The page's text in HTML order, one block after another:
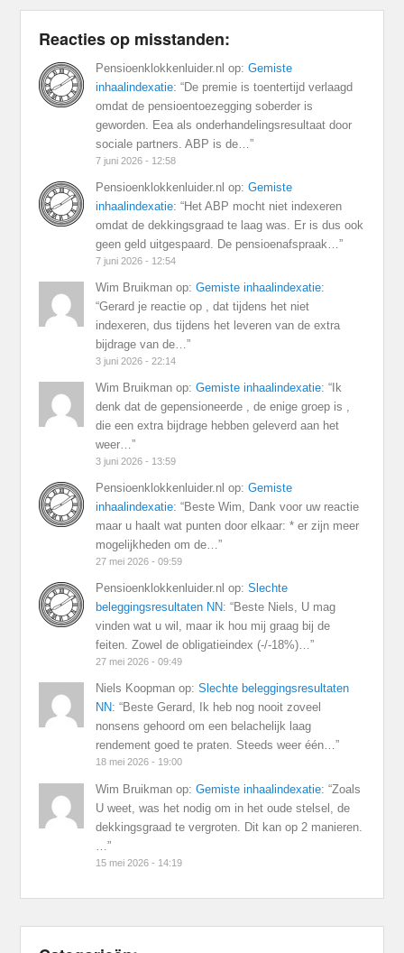
Reacties op misstanden:
Pensioenklokkenluider.nl op:Gemiste
inhaalindexatie: “De premie is toentertijd verlaagd
omdat de pensioentoezegging soberder is
geworden. Eea als onderhandelingsresultaat door
sociale partners. ABP is de…”
7 juni 2026 - 12:58
Pensioenklokkenluider.nl op:Gemiste
inhaalindexatie: “Het ABP mocht niet indexeren
omdat de dekkingsgraad te laag was. Er is dus ook
geen geld uitgespaard. De pensioenafspraak…”
7 juni 2026 - 12:54
Wim Bruikman op:Gemiste inhaalindexatie:
“Gerard je reactie op , dat tijdens het niet
indexeren, dus tijdens het leveren van de extra
bijdrage van de…”
3 juni 2026 - 22:14
Wim Bruikman op:Gemiste inhaalindexatie: “ Ik
denk dat de gepensioneerde , de enige groep is ,
die een extra bijdrage hebben geleverd aan het
weer…”
3 juni 2026 - 13:59
Pensioenklokkenluider.nl op:Gemiste
inhaalindexatie: “Beste Wim, Dank voor uw reactie
maar u haalt wat punten door elkaar: * er zijn meer
mogelijkheden om de…”
27 mei 2026 - 09:59
Pensioenklokkenluider.nl op:Slechte
beleggingsresultaten NN: “Beste Niels, U mag
vinden wat u wil, maar ik hou mij graag bij de
feiten. Zowel de obligatieindex (-/-18%)…”
27 mei 2026 - 09:49
Niels Koopman op:Slechte beleggingsresultaten
NN: “Beste Gerard, Ik heb nog nooit zoveel
nonsens gehoord om een belachelijk laag
rendement goed te praten. Steeds weer één…”
18 mei 2026 - 19:00
Wim Bruikman op:Gemiste inhaalindexatie: “Zoals
U weet, was het nodig om in het oude stelsel, de
dekkingsgraad te vergroten. Dit kan op 2 manieren.
…”
15 mei 2026 - 14:19